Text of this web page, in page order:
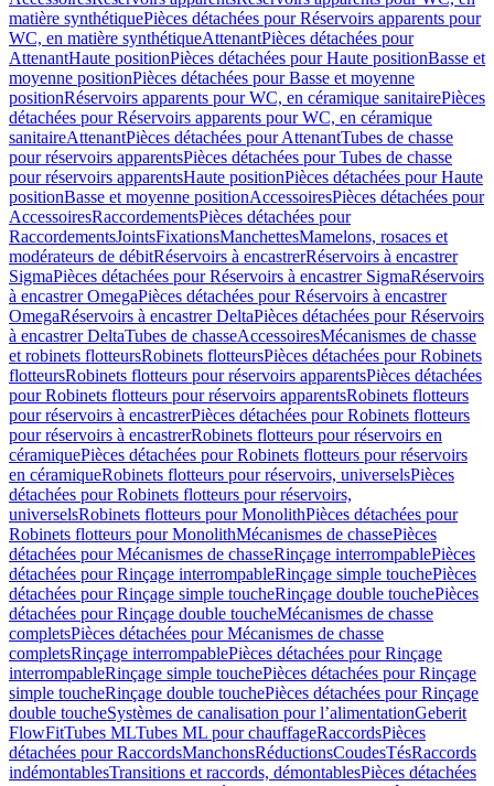
matière synthétiquePièces détachées pour Réservoirs apparents pour
WC, en matière synthétiqueAttenantPièces détachées pour
AttenantHaute positionPièces détachées pour Haute positionBasse et
moyenne positionPièces détachées pour Basse et moyenne
positionRéservoirs apparents pour WC, en céramique sanitairePièces
détachées pour Réservoirs apparents pour WC, en céramique
sanitaireAttenantPièces détachées pour AttenantTubes de chasse
pour réservoirs apparentsPièces détachées pour Tubes de chasse
pour réservoirs apparentsHaute positionPièces détachées pour Haute
positionBasse et moyenne positionAccessoiresPièces détachées pour
AccessoiresRaccordementsPièces détachées pour
RaccordementsJointsFixationsManchettesMamelons, rosaces et
modérateurs de débitRéservoirs à encastrerRéservoirs à encastrer
SigmaPièces détachées pour Réservoirs à encastrer SigmaRéservoirs
à encastrer OmegaPièces détachées pour Réservoirs à encastrer
OmegaRéservoirs à encastrer DeltaPièces détachées pour Réservoirs
à encastrer DeltaTubes de chasseAccessoiresMécanismes de chasse
et robinets flotteursRobinets flotteursPièces détachées pour Robinets
flotteursRobinets flotteurs pour réservoirs apparentsPièces détachées
pour Robinets flotteurs pour réservoirs apparentsRobinets flotteurs
pour réservoirs à encastrerPièces détachées pour Robinets flotteurs
pour réservoirs à encastrerRobinets flotteurs pour réservoirs en
céramiquePièces détachées pour Robinets flotteurs pour réservoirs
en céramiqueRobinets flotteurs pour réservoirs, universelsPièces
détachées pour Robinets flotteurs pour réservoirs,
universelsRobinets flotteurs pour MonolithPièces détachées pour
Robinets flotteurs pour MonolithMécanismes de chassePièces
détachées pour Mécanismes de chasseRinçage interrompablePièces
détachées pour Rinçage interrompableRinçage simple touchePièces
détachées pour Rinçage simple toucheRinçage double touchePièces
détachées pour Rinçage double toucheMécanismes de chasse
completsPièces détachées pour Mécanismes de chasse
completsRinçage interrompablePièces détachées pour Rinçage
interrompableRinçage simple touchePièces détachées pour Rinçage
simple toucheRinçage double touchePièces détachées pour Rinçage
double toucheSystèmes de canalisation pour l’alimentationGeberit
FlowFitTubes MLTubes ML pour chauffageRaccordsPièces
détachées pour RaccordsManchonsRéductionsCoudesTésRaccords
indémontablesTransitions et raccords, démontablesPièces détachées